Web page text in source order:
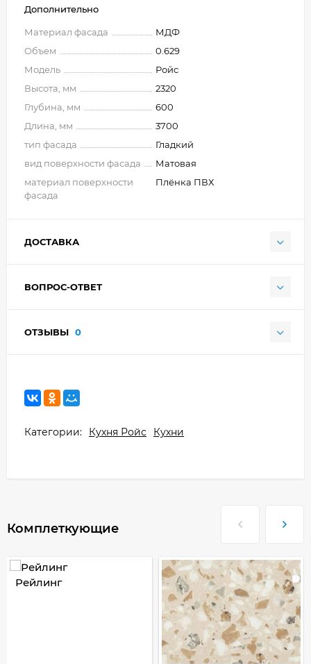
Дополнительно
Материал фасада
МДФ
Объем
0.629
Модель
Ройс
Высота, мм
2320
Глубина, мм
600
Длина, мм
3700
тип фасада
Гладкий
вид поверхности фасада
Матовая
материал поверхности
фасада
Плёнка ПВХ
ДОСТАВКА
ВОПРОС-ОТВЕТ
ОТЗЫВЫ 0
Категории: Кухня Ройс Кухни
Комплеткующие
Рейлинг